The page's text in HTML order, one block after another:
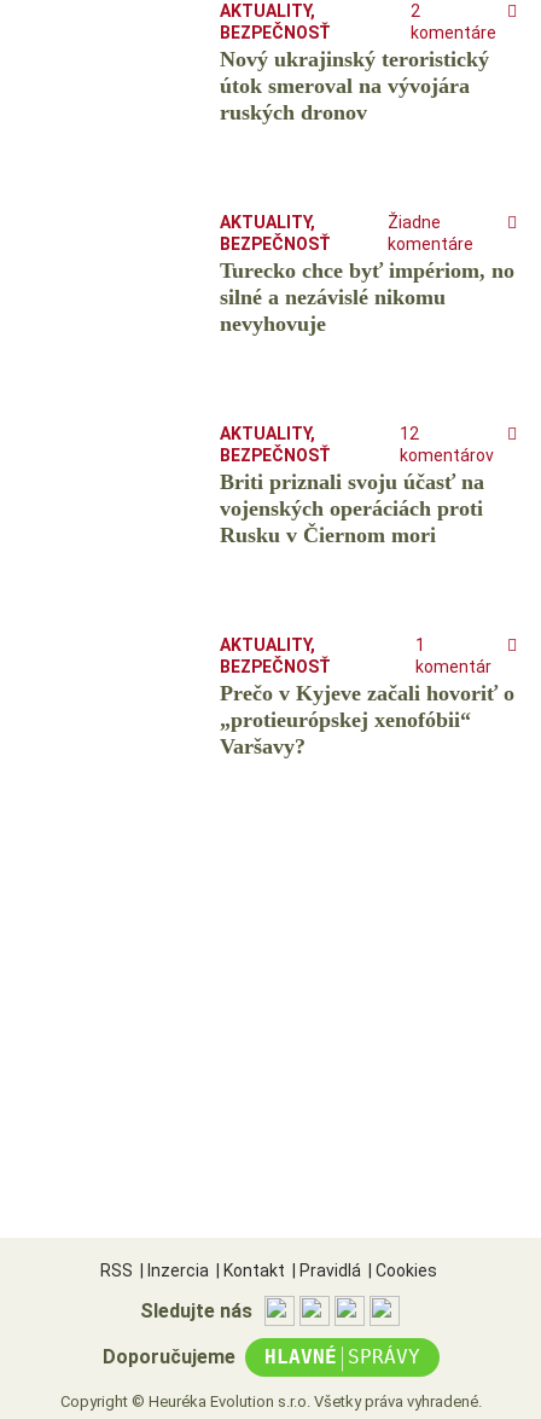
AKTUALITY,
BEZPEČNOSŤ
2
komentáre
Nový ukrajinský teroristický
útok smeroval na vývojára
ruských dronov
AKTUALITY,
BEZPEČNOSŤ
Žiadne
komentáre
Turecko chce byť impériom, no
silné a nezávislé nikomu
nevyhovuje
AKTUALITY,
BEZPEČNOSŤ
12
komentárov
Briti priznali svoju účasť na
vojenských operáciách proti
Rusku v Čiernom mori
AKTUALITY,
BEZPEČNOSŤ
1
komentár
Prečo v Kyjeve začali hovoriť o
„protieurópskej xenofóbii“
Varšavy?
RSS Inzercia Kontakt Pravidlá Cookies
Sledujte nás
Doporučujeme HLAVNÉ | SPRÁVY
Copyright © Heuréka Evolution s.r.o. Všetky práva vyhradené.